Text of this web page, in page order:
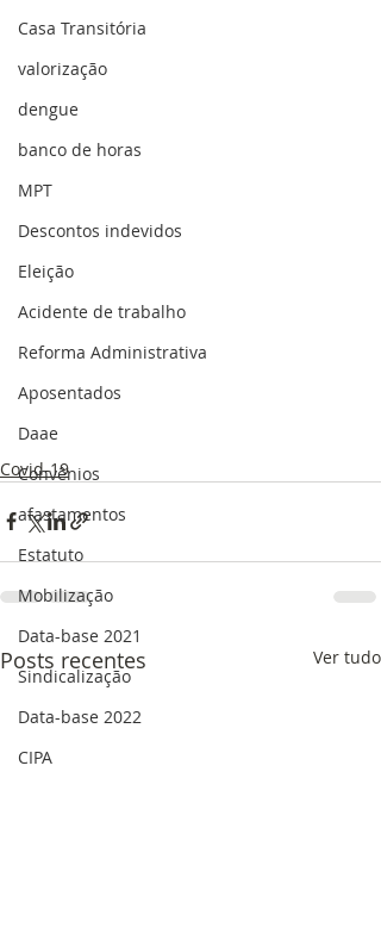
Casa Transitória
valorização
dengue
banco de horas
MPT
Descontos indevidos
Eleição
Acidente de trabalho
Reforma Administrativa
Aposentados
Daae
Convênios
afastamentos
Estatuto
Mobilização
Data-base 2021
Sindicalização
Data-base 2022
CIPA
Covid-19
Posts recentes Ver tudo